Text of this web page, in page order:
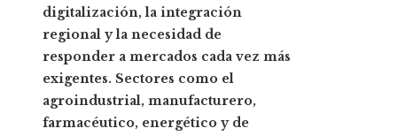
digitalización, la integración
regional y la necesidad de
responder a mercados cada vez más
exigentes. Sectores como el
agroindustrial, manufacturero,
farmacéutico, energético y de